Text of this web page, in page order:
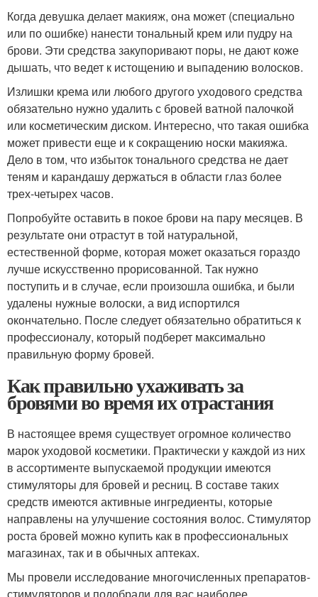
Когда девушка делает макияж, она может (специально
или по ошибке) нанести тональный крем или пудру на
брови. Эти средства закупоривают поры, не дают коже
дышать, что ведет к истощению и выпадению волосков.
Излишки крема или любого другого уходового средства
обязательно нужно удалить с бровей ватной палочкой
или косметическим диском. Интересно, что такая ошибка
может привести еще и к сокращению носки макияжа.
Дело в том, что избыток тонального средства не дает
теням и карандашу держаться в области глаз более
трех-четырех часов.
Попробуйте оставить в покое брови на пару месяцев. В
результате они отрастут в той натуральной,
естественной форме, которая может оказаться гораздо
лучше искусственно прорисованной. Так нужно
поступить и в случае, если произошла ошибка, и были
удалены нужные волоски, а вид испортился
окончательно. После следует обязательно обратиться к
профессионалу, который подберет максимально
правильную форму бровей.
Как правильно ухаживать за
бровями во время их отрастания
В настоящее время существует огромное количество
марок уходовой косметики. Практически у каждой из них
в ассортименте выпускаемой продукции имеются
стимуляторы для бровей и ресниц. В составе таких
средств имеются активные ингредиенты, которые
направлены на улучшение состояния волос. Стимулятор
роста бровей можно купить как в профессиональных
магазинах, так и в обычных аптеках.
Мы провели исследование многочисленных препаратов-